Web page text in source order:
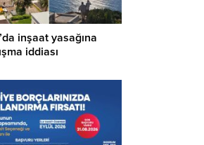
inşaat yasağına
iddiası